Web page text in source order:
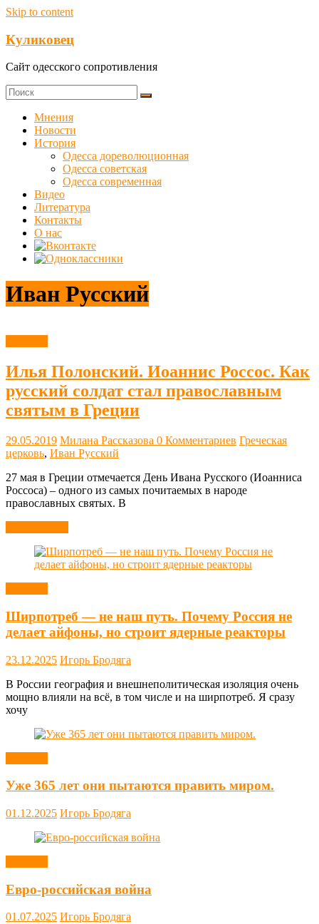
Skip to content
Куликовец
Сайт одесского сопротивления
Мнения
Новости
История
Одесса дореволюционная
Одесса советская
Одесса современная
Видео
Литература
Контакты
О нас
Иван Русский
Илья Полонский. Иоаннис Россос. Как
русский солдат стал православным
святым в Греции
29.05.2019 Милана Рассказова 0 Комментариев Греческая
церковь, Иван Русский
27 мая в Греции отмечается День Ивана Русского (Иоанниса
Россоса) – одного из самых почитаемых в народе
православных святых. В
Ширпотреб — не наш путь. Почему Россия не
делает айфоны, но строит ядерные реакторы
23.12.2025 Игорь Бродяга
В России география и внешнеполитическая изоляция очень
мощно влияли на всё, в том числе и на ширпотреб. Я сразу
хочу
Уже 365 лет они пытаются править миром.
01.12.2025 Игорь Бродяга
Евро-российская война
01.07.2025 Игорь Бродяга